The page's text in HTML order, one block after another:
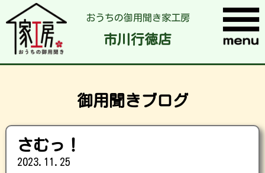
おうちの御用聞き家工房
市川行徳店
御用聞きブログ
さむっ！
2023.11.25